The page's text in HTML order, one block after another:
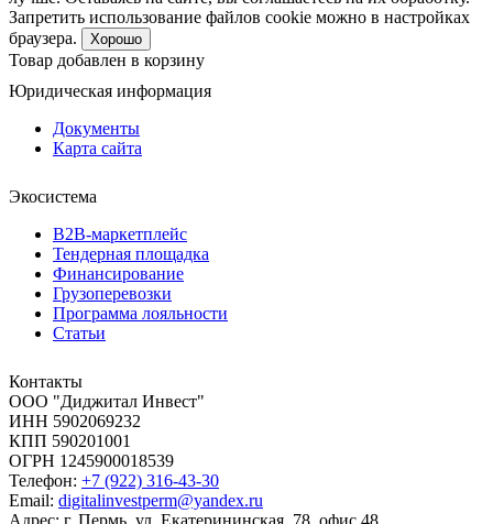
Запретить использование файлов cookie можно в настройках
браузера.
Хорошо
Товар добавлен в корзину
Юридическая информация
Документы
Карта сайта
Экосистема
B2B‑маркетплейс
Тендерная площадка
Финансирование
Грузоперевозки
Программа лояльности
Статьи
Контакты
ООО "Диджитал Инвест"
ИНН 5902069232
КПП 590201001
ОГРН 1245900018539
Телефон: +7 (922) 316-43-30
Email: digitalinvestperm@yandex.ru
Адрес: г. Пермь, ул. Екатерининская, 78, офис 48